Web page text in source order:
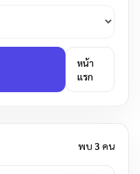
หน้า
แรก
พบ 3 คน